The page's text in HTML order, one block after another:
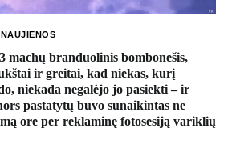
machų branduolinis bombonešis,
ir greitai, kad niekas, kurį
niekada negalėjo jo pasiekti – ir
pastatytų buvo sunaikintas ne
ore per reklaminę fotosesiją variklių